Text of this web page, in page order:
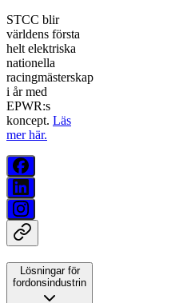
STCC blir
världens första
helt elektriska
nationella
racingmästerskap
i år med
EPWR:s
koncept. Läs
mer här.
Lösningar för
fordonsindustrin